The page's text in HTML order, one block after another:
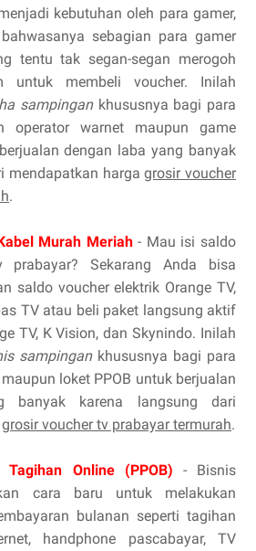
kebutuhan oleh para gamer,
sebagian para gamer
tentu tak segan-segan merogoh
untuk membeli voucher. Inilah
sampingankhususnya bagi para
operator warnet maupun game
dengan laba yang banyak
mendapatkan hargagrosir voucher
.
Murah Meriah- Mau isi saldo
Sekarang Anda bisa
saldo voucher elektrik Orange TV,
TV atau beli paket langsung aktif
TV, K Vision, dan Skynindo. Inilah
sampingankhususnya bagi para
loket PPOB untuk berjualan
banyak karena langsung dari
grosir voucher tv prabayar termurah.
Tagihan Online (PPOB) - Bisnis
cara baru untuk melakukan
bulanan seperti tagihan
handphone pascabayar, TV